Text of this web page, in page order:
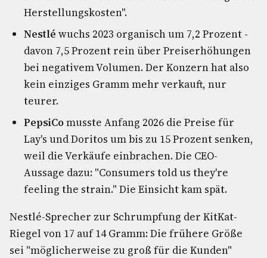
Herstellungskosten".
Nestlé wuchs 2023 organisch um 7,2 Prozent -
davon 7,5 Prozent rein über Preiserhöhungen
bei negativem Volumen. Der Konzern hat also
kein einziges Gramm mehr verkauft, nur
teurer.
PepsiComusste Anfang 2026 die Preise für
Lay's und Doritos um bis zu 15 Prozent senken,
weil die Verkäufe einbrachen. Die CEO-
Aussage dazu: "Consumers told us they're
feeling the strain." Die Einsicht kam spät.
Nestlé-Sprecher zur Schrumpfung der KitKat-
Riegel von 17 auf 14 Gramm: Die frühere Größe
sei "möglicherweise zu groß für die Kunden"